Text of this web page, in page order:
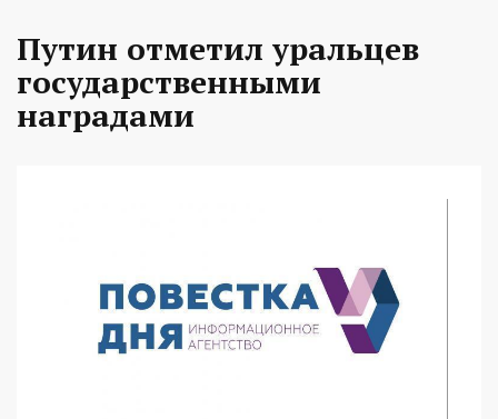
Путин отметил уральцев
государственными
наградами